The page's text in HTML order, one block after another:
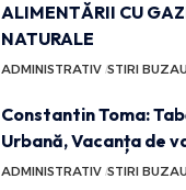
ALIMENTĂRII CU
NATURALE
ADMINISTRATIV STIRI
Constantin Toma:
Urbană, Vacanța de
ADMINISTRATIV STIRI